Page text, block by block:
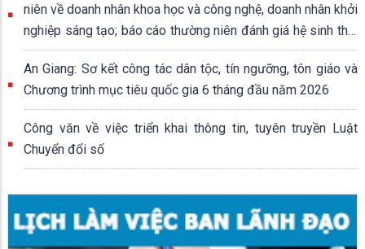
niên về doanh nhân khoa học và công nghệ, doanh nhân khởi
nghiệp sáng tạo; báo cáo thường niên đánh giá hệ sinh thái
khởi nghiệp sáng tạo quốc gia
An Giang: Sơ kết công tác dân tộc, tín ngưỡng, tôn giáo và
Chương trình mục tiêu quốc gia 6 tháng đầu năm 2026
Công văn về việc triển khai thông tin, tuyên truyền Luật
Chuyển đổi số